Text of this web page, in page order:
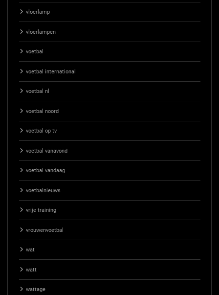
vloerlamp
vloerlampen
voetbal
voetbal international
voetbal nl
voetbal noord
voetbal op tv
voetbal vanavond
voetbal vandaag
voetbalnieuws
vrije training
vrouwenvoetbal
wat
watt
wattage